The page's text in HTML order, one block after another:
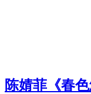
陈婧菲《春